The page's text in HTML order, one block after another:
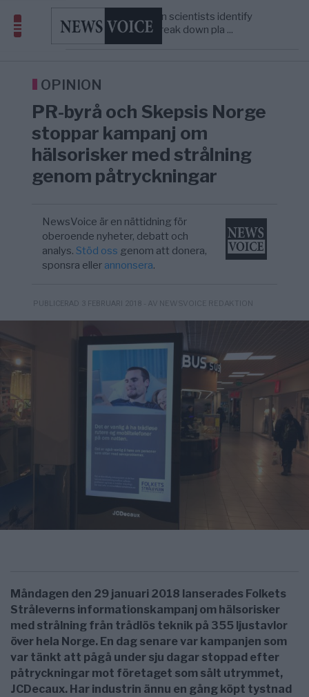
09:35
Belarusian scientists identify
microorganism that could help break down pla ...
USA
Tucker Carlson: ”Det är dags att rädda
differ from P2P?
Europas ledare fram ett krig med Rys ...
10:51 SVERIGE —
Sanna Hill lämnar ytterhögern efter 18 år –
Överger tanken om ett ...
OPINION
PR-byrå och Skepsis Norge
stoppar kampanj om
hälsorisker med strålning
genom påtryckningar
NewsVoice är en nättidning för
oberoende nyheter, debatt och
analys.Stöd oss genom att donera,
sponsra eller annonsera.
PUBLICERAD 3 FEBRUARI 2018 - AV NEWSVOICE REDAKTION
Måndagen den 29 januari 2018 lanserades Folkets
Stråleverns informationskampanj om hälsorisker
med strålning från trådlös teknik på 355 ljustavlor
över hela Norge. En dag senare var kampanjen som
var tänkt att pågå under sju dagar stoppad efter
påtryckningar mot företaget som sålt utrymmet,
JCDecaux. Har industrin ännu en gång köpt tystnad